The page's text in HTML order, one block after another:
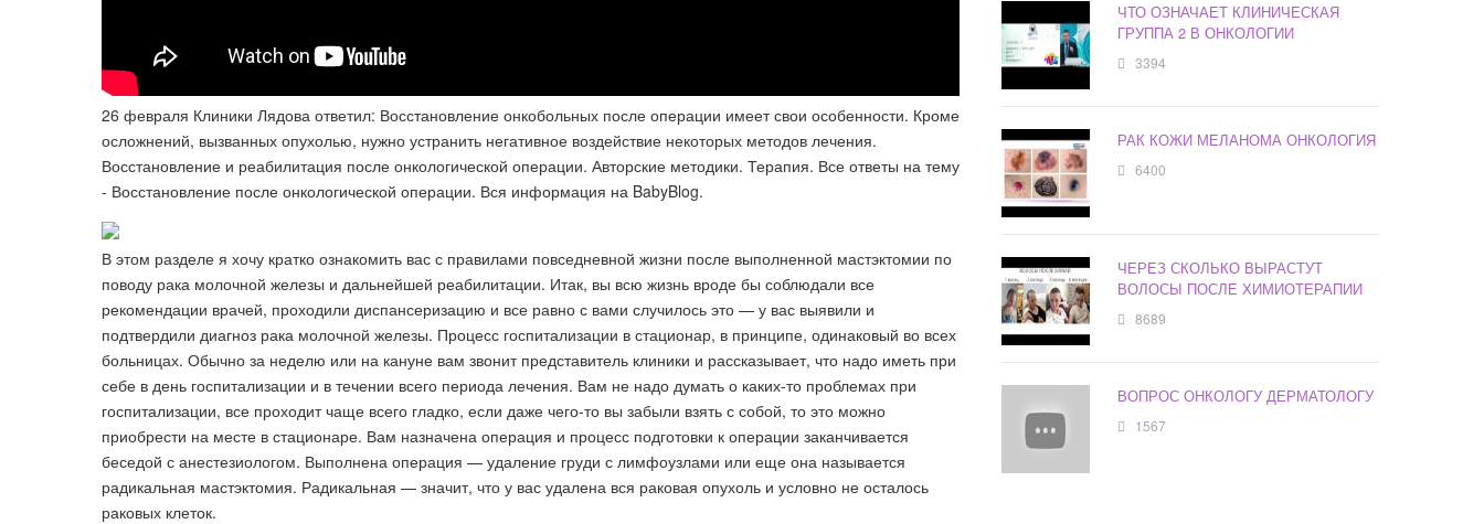
26 февраля Клиники Лядова ответил: Восстановление онкобольных после операции имеет свои особенности. Кроме
осложнений, вызванных опухолью, нужно устранить негативное воздействие некоторых методов лечения.
Восстановление и реабилитация после онкологической операции. Авторские методики. Терапия. Все ответы на тему
- Восстановление после онкологической операции. Вся информация на BabyBlog.
В этом разделе я хочу кратко ознакомить вас с правилами повседневной жизни после выполненной мастэктомии по
поводу рака молочной железы и дальнейшей реабилитации. Итак, вы всю жизнь вроде бы соблюдали все
рекомендации врачей, проходили диспансеризацию и все равно с вами случилось это — у вас выявили и
подтвердили диагноз рака молочной железы. Процесс госпитализации в стационар, в принципе, одинаковый во всех
больницах. Обычно за неделю или на кануне вам звонит представитель клиники и рассказывает, что надо иметь при
себе в день госпитализации и в течении всего периода лечения. Вам не надо думать о каких-то проблемах при
госпитализации, все проходит чаще всего гладко, если даже чего-то вы забыли взять с собой, то это можно
приобрести на месте в стационаре. Вам назначена операция и процесс подготовки к операции заканчивается
беседой с анестезиологом. Выполнена операция — удаление груди с лимфоузлами или еще она называется
радикальная мастэктомия. Радикальная — значит, что у вас удалена вся раковая опухоль и условно не осталось
раковых клеток.
ЧТО ОЗНАЧАЕТ КЛИНИЧЕСКАЯ
ГРУППА 2 В ОНКОЛОГИИ
3394
РАК КОЖИ МЕЛАНОМА ОНКОЛОГИЯ
6400
ЧЕРЕЗ СКОЛЬКО ВЫРАСТУТ
ВОЛОСЫ ПОСЛЕ ХИМИОТЕРАПИИ
8689
ВОПРОС ОНКОЛОГУ ДЕРМАТОЛОГУ
1567